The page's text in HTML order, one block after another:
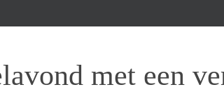
met een